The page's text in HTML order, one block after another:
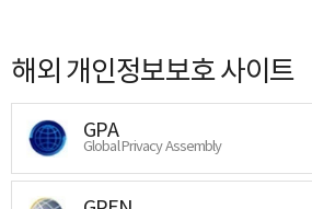
해외 개인정보보호 사이트
GPA
Global Privacy Assembly